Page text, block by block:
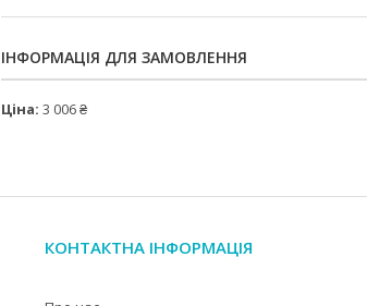
ІНФОРМАЦІЯ ДЛЯ ЗАМОВЛЕННЯ
Ціна: 3 006 ₴
КОНТАКТНА ІНФОРМАЦІЯ